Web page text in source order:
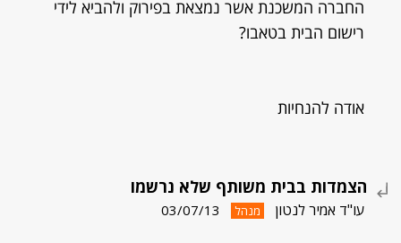
החברה המשכנת אשר נמצאת בפירוק ולהביא לידי
רישום הבית בטאבו?
אודה להנחיות
הצמדות בבית משותף שלא נרשמו
עו"ד אמיר לנטון מנהל 03/07/13